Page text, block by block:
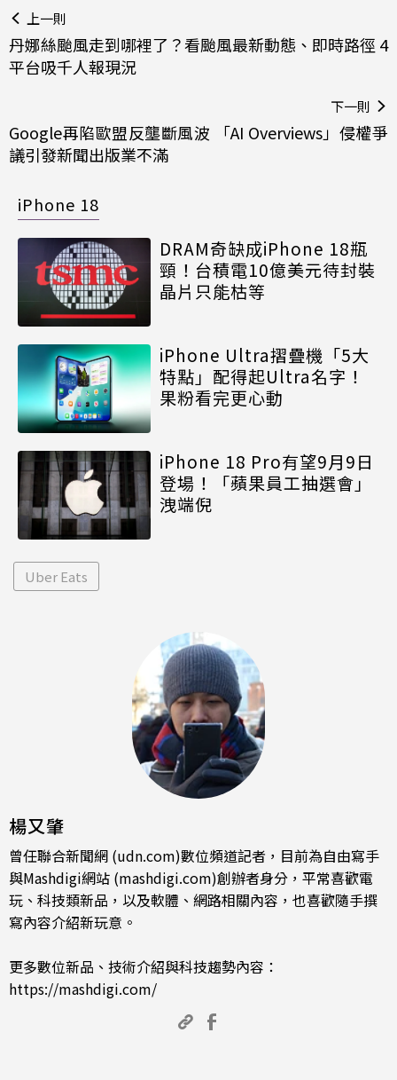
上一則
丹娜絲颱風走到哪裡了？看颱風最新動態、即時路徑 4
平台吸千人報現況
下一則
Google再陷歐盟反壟斷風波 「AI Overviews」侵權爭
議引發新聞出版業不滿
iPhone 18
DRAM奇缺成iPhone 18瓶
頸！台積電10億美元待封裝
晶片只能枯等
iPhone Ultra摺疊機「5大
特點」配得起Ultra名字！
果粉看完更心動
iPhone 18 Pro有望9月9日
登場！「蘋果員工抽選會」
洩端倪
Uber Eats
楊又肇
曾任聯合新聞網 (udn.com)數位頻道記者，目前為自由寫手
與Mashdigi網站 (mashdigi.com)創辦者身分，平常喜歡電
玩、科技類新品，以及軟體、網路相關內容，也喜歡隨手撰
寫內容介紹新玩意。
更多數位新品、技術介紹與科技趨勢內容：
https://mashdigi.com/